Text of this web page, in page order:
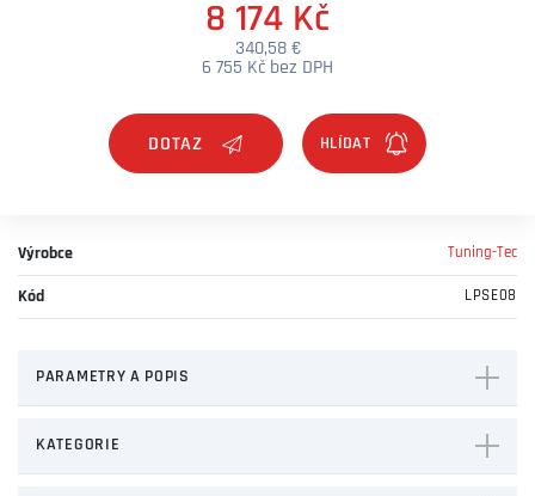
8 174 Kč
340,58 €
6 755 Kč bez DPH
DOTAZ
Výrobce Tuning-Tec
Kód LPSE08
PARAMETRY A POPIS
KATEGORIE